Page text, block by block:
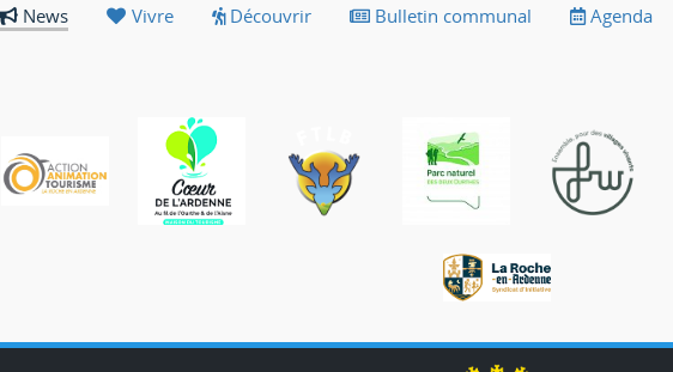
News Vivre Découvrir Bulletin communal Agenda